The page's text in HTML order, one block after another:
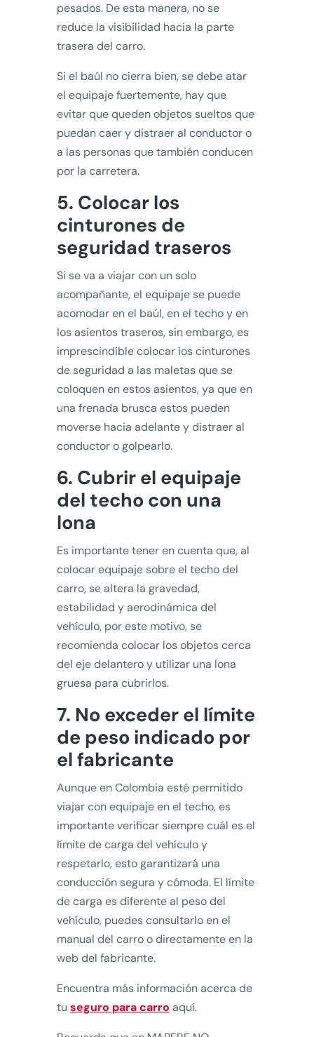
pesados. De esta manera, no se
reduce la visibilidad hacia la parte
trasera del carro.
Si el baúl no cierra bien, se debe atar
el equipaje fuertemente, hay que
evitar que queden objetos sueltos que
puedan caer y distraer al conductor o
a las personas que también conducen
por la carretera.
5. Colocar los
cinturones de
seguridad traseros
Si se va a viajar con un solo
acompañante, el equipaje se puede
acomodar en el baúl, en el techo y en
los asientos traseros, sin embargo, es
imprescindible colocar los cinturones
de seguridad a las maletas que se
coloquen en estos asientos, ya que en
una frenada brusca estos pueden
moverse hacia adelante y distraer al
conductor o golpearlo.
6. Cubrir el equipaje
del techo con una
lona
Es importante tener en cuenta que, al
colocar equipaje sobre el techo del
carro, se altera la gravedad,
estabilidad y aerodinámica del
vehículo, por este motivo, se
recomienda colocar los objetos cerca
del eje delantero y utilizar una lona
gruesa para cubrirlos.
7. No exceder el límite
de peso indicado por
el fabricante
Aunque en Colombia esté permitido
viajar con equipaje en el techo, es
importante verificar siempre cuál es el
límite de carga del vehículo y
respetarlo, esto garantizará una
conducción segura y cómoda. El límite
de carga es diferente al peso del
vehículo, puedes consultarlo en el
manual del carro o directamente en la
web del fabricante.
Encuentra más información acerca de
tu seguro para carro aquí.